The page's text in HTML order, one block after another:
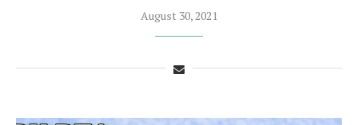
August 30, 2021